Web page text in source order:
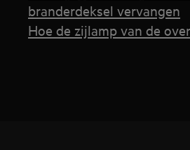
branderdeksel vervangen
Hoe de zijlamp van de